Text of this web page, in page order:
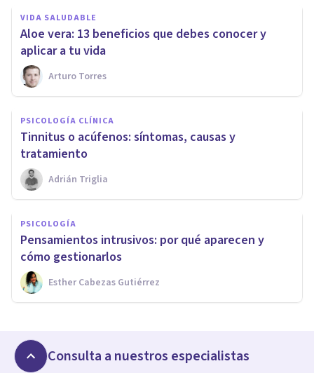
VIDA SALUDABLE
​Aloe vera: 13 beneficios que debes conocer y
aplicar a tu vida
Arturo Torres
PSICOLOGÍA CLÍNICA
​Tinnitus o acúfenos: síntomas, causas y
tratamiento
Adrián Triglia
PSICOLOGÍA
​Pensamientos intrusivos: por qué aparecen y
cómo gestionarlos
Esther Cabezas Gutiérrez
Consulta a nuestros especialistas